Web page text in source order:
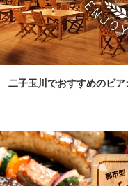
二子玉川でおすすめのビ